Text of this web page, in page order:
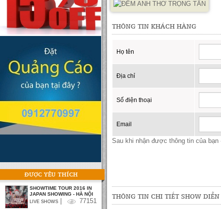
ĐƯỢC YÊU THÍCH
SHOWTIME TOUR 2016 IN
JAPAN SHOWING - HÀ NỘI
LIVE SHOWS 77151
THÔNG TIN KHÁCH HÀNG
Họ tên
Địa chỉ
Số điện thoại
Email
Sau khi nhận được thông tin của
THÔNG TIN CHI TIẾT SHOW DIỄN